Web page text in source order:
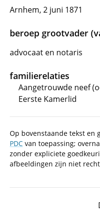
Arnhem, 2 juni 1871
beroep grootvader
advocaat en notaris
familierelaties
Aangetrouwde neef
Eerste Kamerlid
Op bovenstaande tekst en
PDC van toepassing;
zonder expliciete
afbeeldingen zijn niet